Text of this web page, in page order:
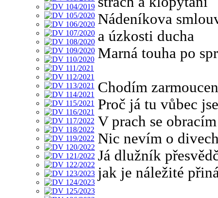
Nádeníkova
a úzkosti ducha
Marná touha po
Chodím
Proč já tu vůbec
V prach se obracím
Nic nevím o
Já dlužník
jak je náležité